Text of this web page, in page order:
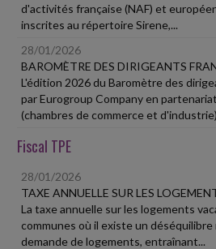
d'activités française (NAF) et
inscrites au répertoire Sirene,...
28/01/2026
BAROMÈTRE DES DIRIGEANTS
L'édition 2026 du Baromètre des
par Eurogroup Company en
(chambres de commerce et
Fiscal TPE
28/01/2026
TAXE ANNUELLE SUR LES
La taxe annuelle sur les logements
communes où il existe un
demande de logements, entraînant...